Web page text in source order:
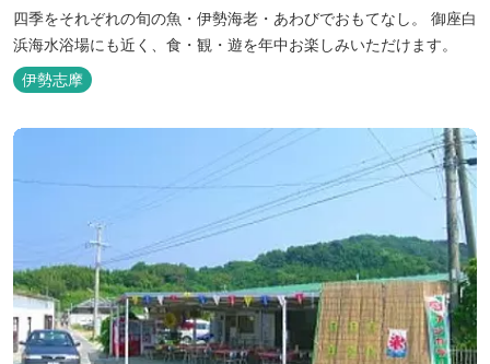
四季をそれぞれの旬の魚・伊勢海老・あわびでおもてなし。 御座白
浜海水浴場にも近く、食・観・遊を年中お楽しみいただけます。
伊勢志摩